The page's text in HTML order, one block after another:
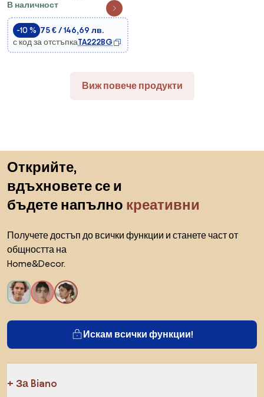
дезинфекция UVC/100W/230V
+ дистанционно управление
В наличност
-10 % 75 € / 146,69 лв.
с код за отстъпкаTA222BG
Виж повече продукти
Открийте,
вдъхновете се и
бъдете напълно креативни
Получете достъп до всички функции и станете част от
общността на
Home&Decor.
Искам всички функции!
За Biano